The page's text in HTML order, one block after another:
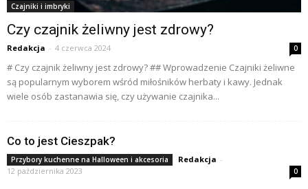
Czajniki i imbryki
Czy czajnik żeliwny jest zdrowy?
Redakcja - 4 czerwca 2024 0
# Czy czajnik żeliwny jest zdrowy? ## Wprowadzenie Czajniki żeliwne
są popularnym wyborem wśród miłośników herbaty i kawy. Jednak
wiele osób zastanawia się, czy używanie czajnika...
Co to jest Cieszpak?
Przybory kuchenne na Halloween i akcesoria Redakcja -
12 października 2023
0